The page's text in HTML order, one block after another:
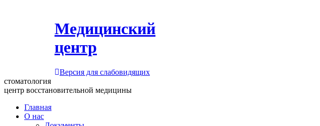
Медицинский
центр
Версия для слабовидящих
стоматология
центр восстановительной медицины
Главная
О нас